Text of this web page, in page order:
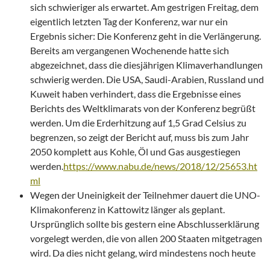
sich schwieriger als erwartet. Am gestrigen Freitag, dem
eigentlich letzten Tag der Konferenz, war nur ein
Ergebnis sicher: Die Konferenz geht in die Verlängerung.
Bereits am vergangenen Wochenende hatte sich
abgezeichnet, dass die diesjährigen Klimaverhandlungen
schwierig werden. Die USA, Saudi-Arabien, Russland und
Kuweit haben verhindert, dass die Ergebnisse eines
Berichts des Weltklimarats von der Konferenz begrüßt
werden. Um die Erderhitzung auf 1,5 Grad Celsius zu
begrenzen, so zeigt der Bericht auf, muss bis zum Jahr
2050 komplett aus Kohle, Öl und Gas ausgestiegen
werden.https://www.nabu.de/news/2018/12/25653.ht
ml
Wegen der Uneinigkeit der Teilnehmer dauert die UNO-
Klimakonferenz in Kattowitz länger als geplant.
Ursprünglich sollte bis gestern eine Abschlusserklärung
vorgelegt werden, die von allen 200 Staaten mitgetragen
wird. Da dies nicht gelang, wird mindestens noch heute